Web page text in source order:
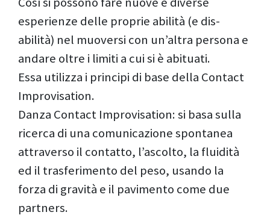
esperienze delle proprie abilità (e dis-
abilità) nel muoversi con un’altra persona e
andare oltre i limiti a cui si è abituati.
Essa utilizza i principi di base della Contact
Improvisation.
Danza Contact Improvisation: si basa sulla
ricerca di una comunicazione spontanea
attraverso il contatto, l’ascolto, la fluidità
ed il trasferimento del peso, usando la
forza di gravità e il pavimento come due
partners.